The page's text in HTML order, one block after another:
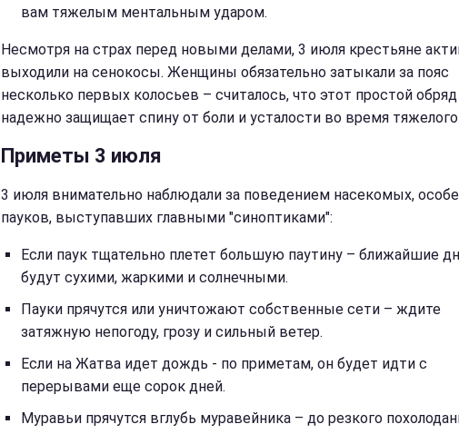
вам тяжелым ментальным ударом.
Несмотря на страх перед новыми делами, 3 июля крестьяне
выходили на сенокосы. Женщины обязательно затыкали за пояс
несколько первых колосьев – считалось, что этот простой обряд
надежно защищает спину от боли и усталости во время тяжелого
Приметы 3 июля
3 июля внимательно наблюдали за поведением насекомых,
пауков, выступавших главными "синоптиками":
Если паук тщательно плетет большую паутину – ближайшие
будут сухими, жаркими и солнечными.
Пауки прячутся или уничтожают собственные сети – ждите
затяжную непогоду, грозу и сильный ветер.
Если на Жатва идет дождь - по приметам, он будет идти с
перерывами еще сорок дней.
Муравьи прячутся вглубь муравейника – до резкого